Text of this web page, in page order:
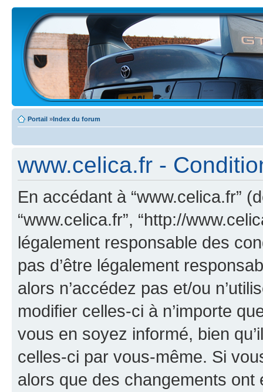
Portail »Index du forum
www.celica.fr -
En accédant à “www.celica.fr”
“www.celica.fr”, “http://
légalement responsable des
pas d’être légalement
alors n’accédez pas et/ou
modifier celles-ci à n’importe
vous en soyez informé, bien
celles-ci par vous-même. Si
alors que des changements ont